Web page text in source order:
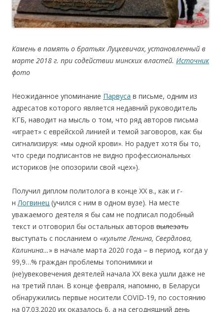
Камень в память о братьях Луцкевичах, установленный в
марте 2018 г. при содействии минских властей. Источник
фото
Неожиданное упоминание Парвуса в письме, одним из
адресатов которого является недавний руководитель
КГБ, наводит на мысль о том, что ряд авторов письма
«играет» с еврейской линией и темой заговоров, как бы
сигнализируя: «мы одной крови». Но радует хотя бы то,
что среди подписантов не видно профессиональных
историков (не опозорили свой «цех»).
Получил диплом политолога в конце ХХ в., как и г-
нЛогвинец (учился с ним в одном вузе). На месте
уважаемого деятеля я бы сам не подписал подобный
текст и отговорил бы остальных авторов вылезать
выступать с посланием о «культеЛенина, Свердлова,
Калинина…» в начале марта 2020 года – в период, когда у
99,9…% граждан проблемы топонимики и
(не)увековечения деятелей начала ХХ века ушли даже не
на третий план. В конце февраля, напомню, в Беларуси
обнаружились первые носители COVID-19, по состоянию
на 07.03.2020 их оказалось 6, а на сегодняшний день